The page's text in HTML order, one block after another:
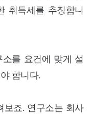
취득세를 추징합니
를 요건에 맞게 설
합니다.
보죠. 연구소는 회사